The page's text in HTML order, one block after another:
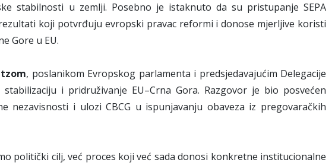
stabilnosti u zemlji. Posebno je istaknuto da su pristupanje SEPA
koji potvrđuju evropski pravac reformi i donose mjerljive koristi
Gore u EU.
, poslanikom Evropskog parlamenta i predsjedavajućim Delegacije
i pridruživanje EU–Crna Gora. Razgovor je bio posvećen
nezavisnosti i ulozi CBCG u ispunjavanju obaveza iz pregovaračkih
politički cilj, već proces koji već sada donosi konkretne institucionalne